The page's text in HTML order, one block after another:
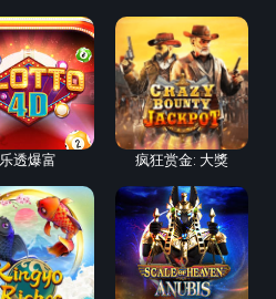
乐透爆富 疯狂赏金: 大獎